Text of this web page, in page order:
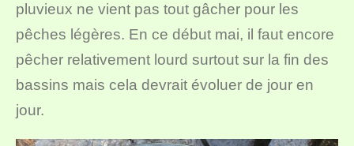
pluvieux ne vient pas tout gâcher pour les
pêches légères. En ce début mai, il faut encore
pêcher relativement lourd surtout sur la fin des
bassins mais cela devrait évoluer de jour en
jour.